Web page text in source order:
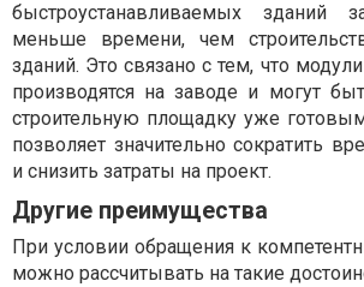
быстроустанавливаемых зданий
меньше времени, чем
зданий. Это связано с тем, что
производятся на заводе и могут
строительную площадку уже
позволяет значительно сократить
и снизить затраты на проект.
Другие преимущества
При условии обращения к
можно рассчитывать на такие